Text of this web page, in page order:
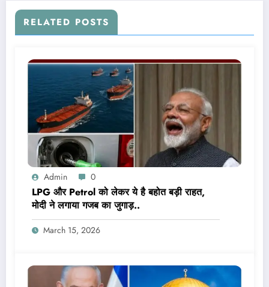
RELATED POSTS
Admin 0
LPG और Petrol को लेकर ये है बहोत बड़ी राहत,
मोदी ने लगाया गजब का जुगाड़..
March 15, 2026